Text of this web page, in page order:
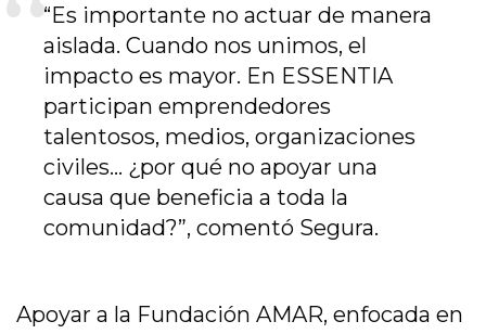
“Es importante no actuar de manera
aislada. Cuando nos unimos, el
impacto es mayor. En ESSENTIA
participan emprendedores
talentosos, medios, organizaciones
civiles… ¿por qué no apoyar una
causa que beneficia a toda la
comunidad?”, comentó Segura.
Apoyar a la Fundación AMAR, enfocada en